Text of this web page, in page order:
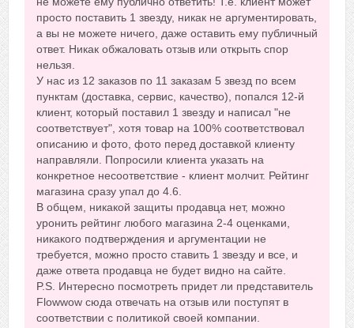
просто поставить 1 звезду, никак не аргументировать,
а вы не можете ничего, даже оставить ему публичный
ответ. Никак обжаловать отзыв или открыть спор
нельзя.
У нас из 12 заказов по 11 заказам 5 звезд по всем
пунктам (доставка, сервис, качество), попался 12-й
клиент, который поставил 1 звезду и написал "не
соответствует", хотя товар на 100% соответствовал
описанию и фото, фото перед доставкой клиенту
направляли. Попросили клиента указать на
конкретное несоответствие - клиент молчит. Рейтинг
магазина сразу упал до 4.6.
В общем, никакой защиты продавца нет, можно
уронить рейтинг любого магазина 2-4 оценками,
никакого подтверждения и аргументации не
требуется, можно просто ставить 1 звезду и все, и
даже ответа продавца не будет видно на сайте.
P.S. Интересно посмотреть придет ли представитель
Flowwow сюда отвечать на отзыв или поступят в
соответствии с политикой своей компании.